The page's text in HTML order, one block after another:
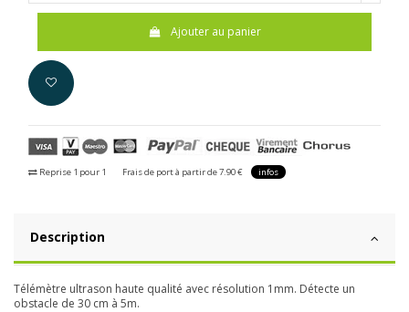
Ajouter au panier
Reprise 1 pour 1 Frais de port à partir de 7.90 € infos
Description
Télémètre ultrason haute qualité avec résolution 1mm. Détecte un
obstacle de 30 cm à 5m.